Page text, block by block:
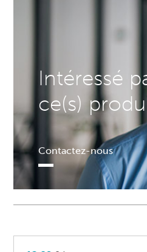
Intéressé
ce(s)
Contactez-nous